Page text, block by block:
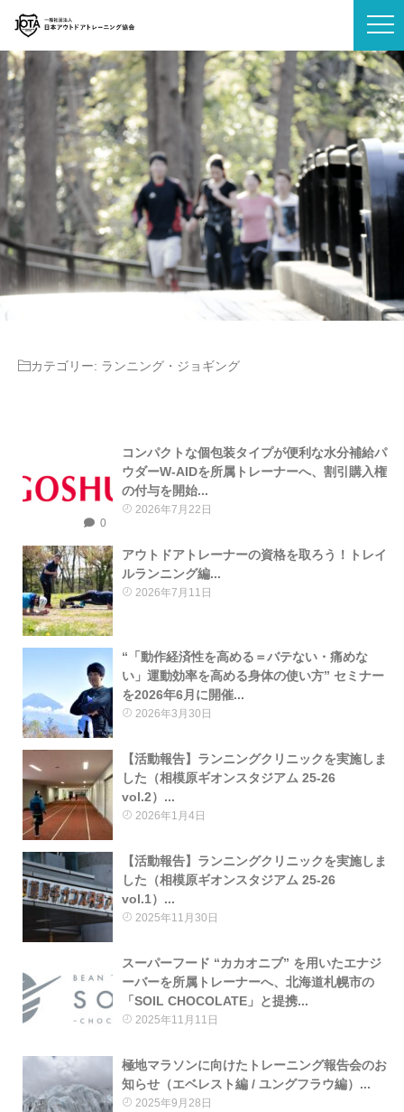
カテゴリー: ランニング・ジョギング
0
コンパクトな個包装タイプが便利な水分補給パ
ウダーW-AIDを所属トレーナーへ、割引購入権
の付与を開始...
2026年7月22日
アウトドアトレーナーの資格を取ろう！トレイ
ルランニング編...
2026年7月11日
“「動作経済性を高める＝バテない・痛めな
い」運動効率を高める身体の使い方” セミナー
を2026年6月に開催...
2026年3月30日
【活動報告】ランニングクリニックを実施しま
した（相模原ギオンスタジアム 25-26
vol.2）...
2026年1月4日
【活動報告】ランニングクリニックを実施しま
した（相模原ギオンスタジアム 25-26
vol.1）...
2025年11月30日
スーパーフード “カカオニブ” を用いたエナジ
ーバーを所属トレーナーへ、北海道札幌市の
「SOIL CHOCOLATE」と提携...
2025年11月11日
極地マラソンに向けたトレーニング報告会のお
知らせ（エベレスト編 / ユングフラウ編）...
2025年9月28日